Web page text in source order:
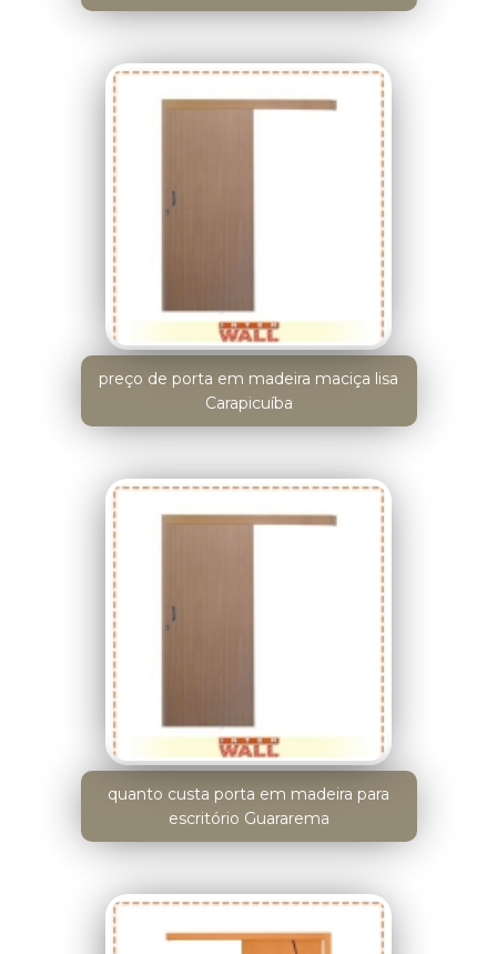
preço de porta em madeira maciça lisa
Carapicuíba
quanto custa porta em madeira para
escritório Guararema